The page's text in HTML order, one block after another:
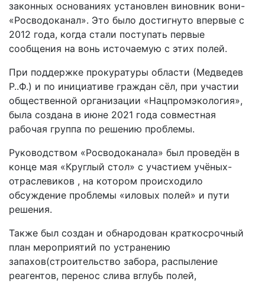
законных основаниях установлен виновник вони-
«Росводоканал». Это было достигнуто впервые с
2012 года, когда стали поступать первые
сообщения на вонь источаемую с этих полей.
При поддержке прокуратуры области (Медведев
Р..Ф.) и по инициативе граждан сёл, при участии
общественной организации «Нацпромэкология»,
была создана в июне 2021 года совместная
рабочая группа по решению проблемы.
Руководством «Росводоканала» был проведён в
конце мая «Круглый стол» с участием учёных-
отраслевиков , на котором происходило
обсуждение проблемы «иловых полей» и пути
решения.
Также был создан и обнародован краткосрочный
план мероприятий по устранению
запахов(строительство забора, распыление
реагентов, перенос слива вглубь полей,